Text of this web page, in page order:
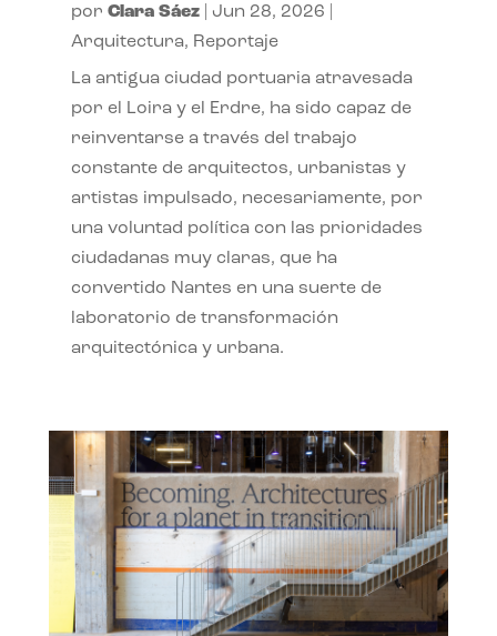
por Clara Sáez| Jun 28, 2026
Arquitectura, Reportaje
La antigua ciudad portuaria atravesada
por el Loira y el Erdre, ha sido capaz de
reinventarse a través del trabajo
constante de arquitectos, urbanistas y
artistas impulsado, necesariamente, por
una voluntad política con las prioridades
ciudadanas muy claras, que ha
convertido Nantes en una suerte de
laboratorio de transformación
arquitectónica y urbana.